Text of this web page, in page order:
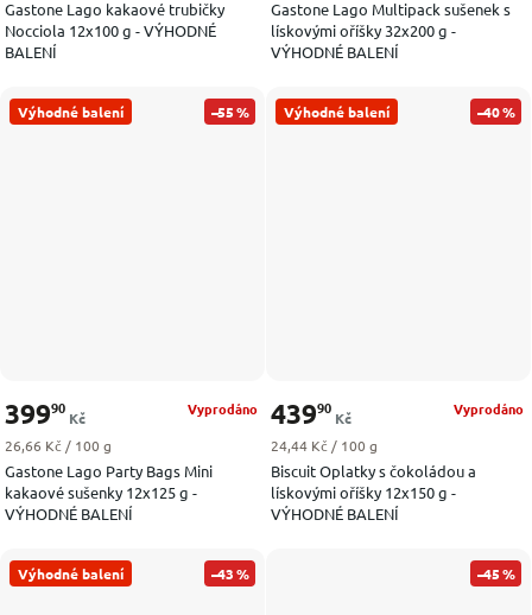
Gastone Lago kakaové trubičky
Nocciola 12x100 g - VÝHODNÉ
BALENÍ
Gastone Lago Multipack sušenek s
lískovými oříšky 32x200 g -
VÝHODNÉ BALENÍ
Výhodné balení –55 %
Gastone Lago Party Bags Mini
kakaové sušenky 12x125 g -
VÝHODNÉ BALENÍ
Vyprodáno
39990
Kč
Měrná cena:
26,66 Kč / 100 g
Výhodné balení –40 %
Biscuit Oplatky s čokoládou a
lískovými oříšky 12x150 g -
VÝHODNÉ BALENÍ
Vyprodáno
43990
Kč
Měrná cena:
24,44 Kč / 100 g
Výhodné balení –43 % –45 %